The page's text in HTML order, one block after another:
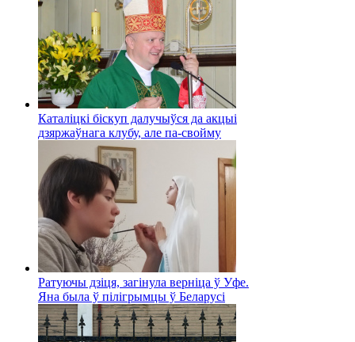
Каталіцкі біскуп далучыўся да акцыі
дзяржаўнага клубу, але па-свойму
Ратуючы дзіця, загінула верніца ў Уфе.
Яна была ў пілігрымцы ў Беларусі